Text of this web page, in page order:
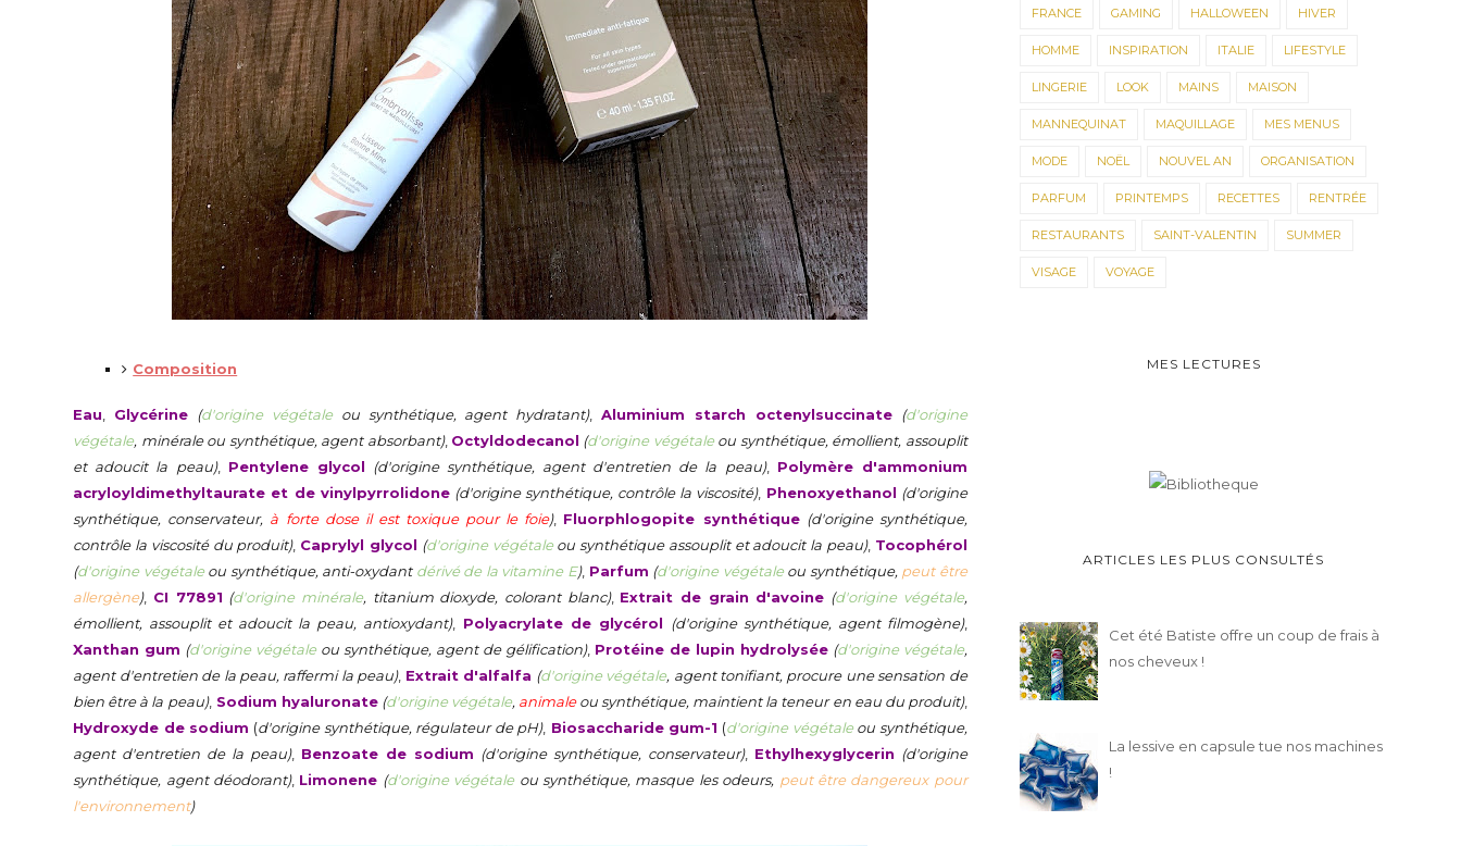
Composition
Eau Glycérine (d'origine végétaleou synthétique, agent hydratant),Aluminium starch octenylsuccinate (d'origine
végétale, minérale ou synthétique, agent absorbant), Octyldodecanol (d'origine végétaleou synthétique, émollient, assouplit
et adoucit la peau), Pentylene glycol (d'origine synthétique, agent d'entretien de la peau), Polymère d'ammonium
acryloyldimethyltaurate et de vinylpyrrolidone (d'origine synthétique, contrôle la viscosité), Phenoxyethanol (d'origine
synthétique, conservateur, à forte dose il est toxique pour le foie), Fluorphlogopite synthétique (d'origine synthétique,
contrôle la viscosité du produit), Caprylyl glycol (d'origine végétaleou synthétique assouplit et adoucit la peau), Tocophérol
(d'origine végétaleou synthétique, anti-oxydant dérivé de la vitamine E), Parfum (d'origine végétaleou synthétique, peut être
allergène), CI 77891 (d'origine minérale, titanium dioxyde, colorant blanc), Extrait de grain d'avoine (d'origine végétale,
émollient, assouplit et adoucit la peau, antioxydant), Polyacrylate de glycérol (d'origine synthétique, agent filmogène),
Xanthan gum (d'origine végétale ou synthétique, agent de gélification), Protéine de lupin hydrolysée (d'origine végétale,
agent d'entretien de la peau, raffermi la peau), Extrait d'alfalfa (d'origine végétale, agent tonifiant, procure une sensation de
bien être à la peau), Sodium hyaluronate (d'origine végétale, animaleou synthétique, maintient la teneur en eau du produit),
Hydroxyde de sodium (d'origine synthétique, régulateur de pH), Biosaccharide gum-1 (d'origine végétaleou synthétique,
agent d'entretien de la peau), Benzoate de sodium (d'origine synthétique, conservateur), Ethylhexyglycerin (d'origine
synthétique, agent déodorant), Limonene (d'origine végétaleou synthétique, masque les odeurs, peut être dangereux pour
l'environnement)
FRANCE GAMING HALLOWEEN HIVER
HOMME INSPIRATION ITALIE LIFESTYLE
LINGERIE LOOK MAINS MAISON
MANNEQUINAT MAQUILLAGE MES MENUS
MODE NOËL NOUVEL AN ORGANISATION
PARFUM PRINTEMPS RECETTES RENTRÉE
RESTAURANTS SAINT-VALENTIN SUMMER
VISAGE VOYAGE
MES LECTURES
ARTICLES LES PLUS CONSULTÉS
Cet été Batiste offre un coup de frais à
nos cheveux !
La lessive en capsule tue nos machines
!